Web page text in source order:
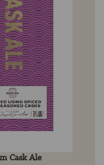
Cask Ale